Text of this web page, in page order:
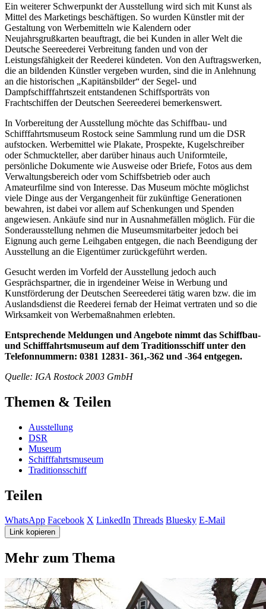
Ein weiterer Schwerpunkt der Ausstellung wird sich mit Kunst als
Mittel des Marketings beschäftigen. So wurden Künstler mit der
Gestaltung von Werbemitteln wie Kalendern oder
Neujahrsgrußkarten beauftragt, die bei Kunden in aller Welt die
Deutsche Seereederei Verbreitung fanden und von der
Leistungsfähigkeit der Reederei kündeten. Von den Auftragswerken,
die an bildenden Künstler vergeben wurden, sind die in Anlehnung
an die historischen „Kapitänsbilder“ der Segel- und
Dampfschifffahrtszeit entstandenen Schiffsporträts von
Frachtschiffen der Deutschen Seereederei bemerkenswert.
In Vorbereitung der Ausstellung möchte das Schiffbau- und
Schifffahrtsmuseum Rostock seine Sammlung rund um die DSR
aufstocken. Werbemittel wie Plakate, Prospekte, Kugelschreiber
oder Schmuckteller, aber darüber hinaus auch Uniformteile,
persönliche Dokumente wie Ausweise oder Briefe, Fotos aus dem
Verwaltungsbereich oder vom Schiffsbetrieb oder auch
Amateurfilme sind von Interesse. Das Museum möchte möglichst
viele Dinge aus der Vergangenheit für zukünftige Generationen
bewahren, ist dabei vor allem auf Schenkungen und Spenden
angewiesen. Ankäufe sind nur in Ausnahmefällen möglich. Für die
Sonderausstellung nehmen die Museumsmitarbeiter jedoch bei
Eignung auch gerne Leihgaben entgegen, die nach Beendigung der
Ausstellung an die Eigentümer zurückgeführt werden.
Gesucht werden im Vorfeld der Ausstellung jedoch auch
Gesprächspartner, die in irgendeiner Weise in Werbung und
Kunstförderung der Deutschen Seereederei tätig waren bzw. die im
Auslandsdienst die Reederei fernab der Heimat vertraten und so die
Wirksamkeit von Werbemaßnahmen erlebten.
Entsprechende Meldungen und Angebote nimmt das Schiffbau-
und Schifffahrtsmuseum auf dem Traditionsschiff unter den
Telefonnummern: 0381 12831- 361,-362 und -364 entgegen.
Quelle: IGA Rostock 2003 GmbH
Themen & Teilen
Ausstellung
DSR
Museum
Schifffahrtsmuseum
Traditionsschiff
Teilen
WhatsApp Facebook X LinkedIn Threads Bluesky E-Mail
Link kopieren
Mehr zum Thema